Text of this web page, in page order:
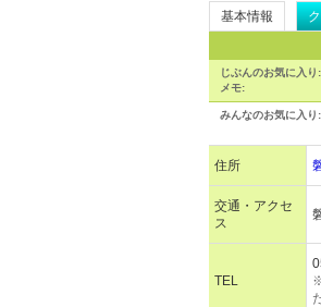
基本情報
じぶんのお気に入り:
メモ:
みんなのお気に入り:
住所
交通・アクセ
ス
TEL